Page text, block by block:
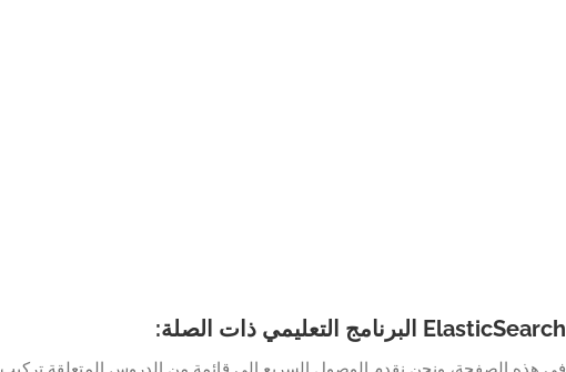
ElasticSearch البرنامج التعليمي ذات الصلة: